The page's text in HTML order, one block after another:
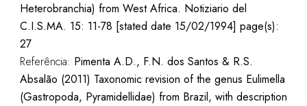
Heterobranchia) from West Africa. Notiziario del
C.I.S.MA. 15: 11-78 [stated date 15/02/1994] page(s):
27
Referência: Pimenta A.D., F.N. dos Santos & R.S.
Absalão (2011) Taxonomic revision of the genus Eulimella
(Gastropoda, Pyramidellidae) from Brazil, with description